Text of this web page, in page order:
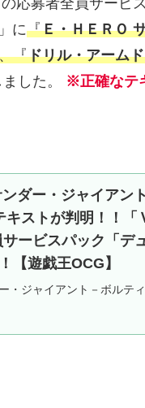
応募者全員サービ
に『Ｅ・ＨＥＲＯ
『ドリル・アーム
した。 ※正確なテ
ダー・ジャイアン
ストが判明！！「
ービスパック「デ
【遊戯王OCG】
・ジャイアント－ボルテ
、紹介した記事となりま